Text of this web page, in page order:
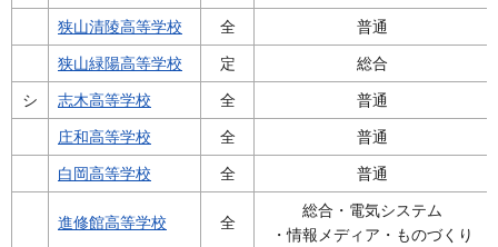
狭山清陵高等学校 全 普通
狭山緑陽高等学校 定 総合
シ 志木高等学校 全 普通
庄和高等学校 全 普通
白岡高等学校 全 普通
進修館高等学校 全
総合・電気システム
・情報メディア・ものづくり